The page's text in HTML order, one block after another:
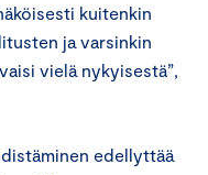
kuitenkin
ja varsinkin
vielä nykyisestä”,
edellyttää